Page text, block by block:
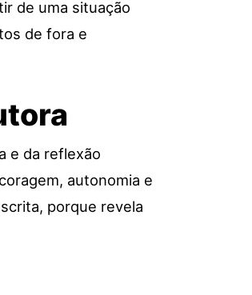
de uma situação
de fora e
e da reflexão
autonomia e
porque revela